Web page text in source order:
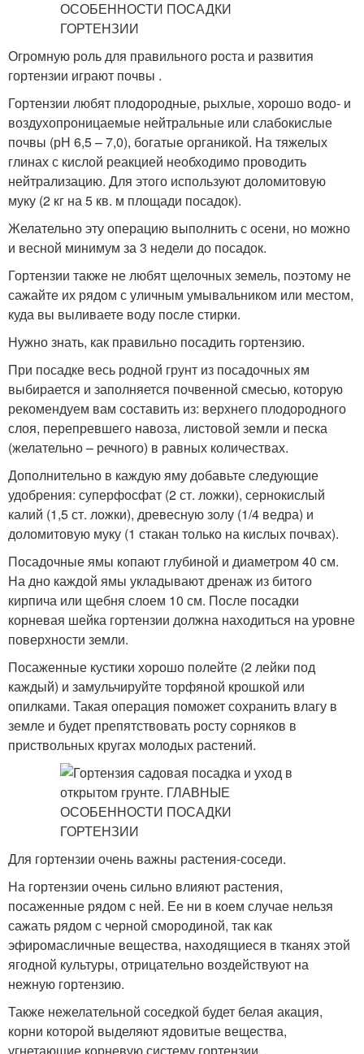
Огромную роль для правильного роста и развития
гортензии играют почвы .
Гортензии любят плодородные, рыхлые, хорошо водо- и
воздухопроницаемые нейтральные или слабокислые
почвы (рН 6,5 – 7,0), богатые органикой. На тяжелых
глинах с кислой реакцией необходимо проводить
нейтрализацию. Для этого используют доломитовую
муку (2 кг на 5 кв. м площади посадок).
Желательно эту операцию выполнить с осени, но можно
и весной минимум за 3 недели до посадок.
Гортензии также не любят щелочных земель, поэтому не
сажайте их рядом с уличным умывальником или местом,
куда вы выливаете воду после стирки.
Нужно знать, как правильно посадить гортензию.
При посадке весь родной грунт из посадочных ям
выбирается и заполняется почвенной смесью, которую
рекомендуем вам составить из: верхнего плодородного
слоя, перепревшего навоза, листовой земли и песка
(желательно – речного) в равных количествах.
Дополнительно в каждую яму добавьте следующие
удобрения: суперфосфат (2 ст. ложки), сернокислый
калий (1,5 ст. ложки), древесную золу (1/4 ведра) и
доломитовую муку (1 стакан только на кислых почвах).
Посадочные ямы копают глубиной и диаметром 40 см.
На дно каждой ямы укладывают дренаж из битого
кирпича или щебня слоем 10 см. После посадки
корневая шейка гортензии должна находиться на уровне
поверхности земли.
Посаженные кустики хорошо полейте (2 лейки под
каждый) и замульчируйте торфяной крошкой или
опилками. Такая операция поможет сохранить влагу в
земле и будет препятствовать росту сорняков в
приствольных кругах молодых растений.
Для гортензии очень важны растения-соседи.
На гортензии очень сильно влияют растения,
посаженные рядом с ней. Ее ни в коем случае нельзя
сажать рядом с черной смородиной, так как
эфиромасличные вещества, находящиеся в тканях этой
ягодной культуры, отрицательно воздействуют на
нежную гортензию.
Также нежелательной соседкой будет белая акация,
корни которой выделяют ядовитые вещества,